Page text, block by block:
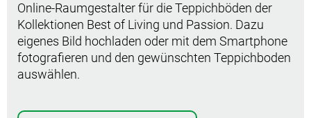
Online-Raumgestalter für die Teppichböden der
Kollektionen Best of Living und Passion. Dazu
eigenes Bild hochladen oder mit dem Smartphone
fotografieren und den gewünschten Teppichboden
auswählen.